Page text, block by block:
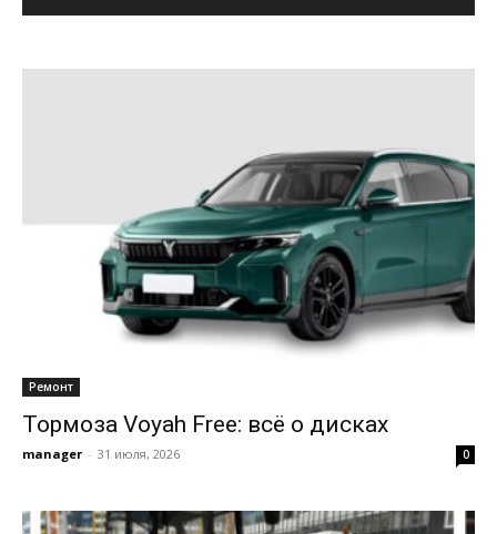
Ремонт
Тормоза Voyah Free: всё о дисках
manager - 31 июля, 2026 0